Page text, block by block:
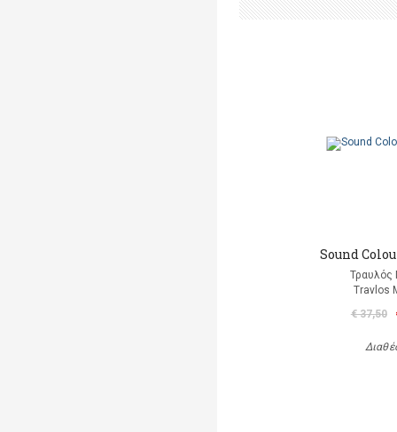
Sound
Τραυλός
Travlos
€ 37,50